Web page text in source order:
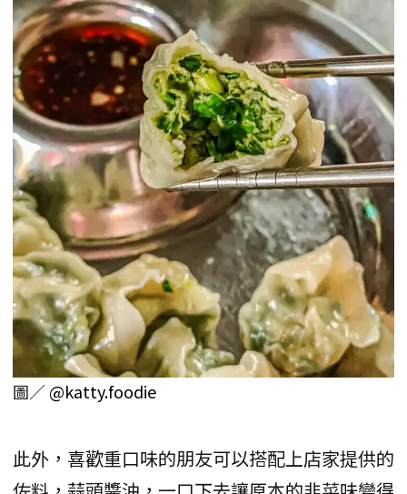
圖／@katty.foodie
此外，喜歡重口味的朋友可以搭配上店家提供的